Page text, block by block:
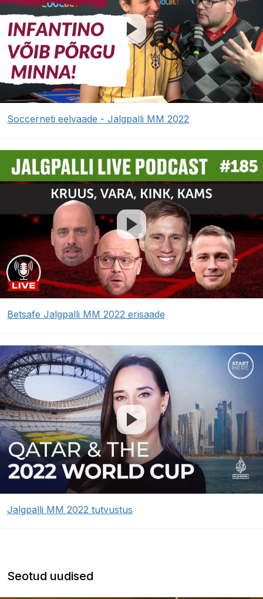
Soccerneti eelvaade - Jalgpalli MM 2022
Betsafe Jalgpalli MM 2022 erisaade
Jalgpalli MM 2022 tutvustus
Seotud uudised